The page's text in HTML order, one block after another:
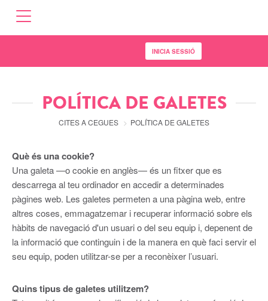
contingut
INICIA SESSIÓ
POLÍTICA DE GALETES
CITES A CEGUES
PÀGINA
POLÍTICA DE GALETES
Què és una cookie?
Una galeta —o cookie en anglès— és un fitxer que es
descarrega al teu ordinador en accedir a determinades
pàgines web. Les galetes permeten a una pàgina web, entre
altres coses, emmagatzemar i recuperar informació sobre els
hàbits de navegació d'un usuari o del seu equip i, depenent de
la informació que continguin i de la manera en què faci servir el
seu equip, poden utilitzar-se per a reconèixer l’usuari.
Quins tipus de galetes utilitzem?